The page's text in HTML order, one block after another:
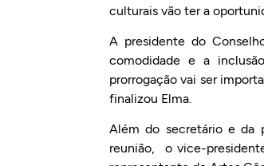
culturais vão ter a
A presidente do
comodidade e a
prorrogação vai ser
finalizou Elma.
Além do secretário e da
reunião, o vice-